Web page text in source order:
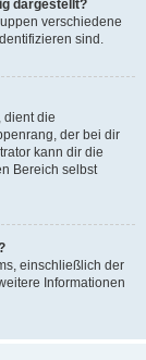
dargestellt?
verschiedene
sind.
dient die
der bei dir
kann dir die
Bereich selbst
einschließlich der
Informationen